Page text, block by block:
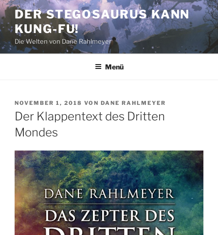
Zum
Inhalt
springen
DER STEGOSAURUS KANN
KUNG-FU!
Die Welten von Dane Rahlmeyer
Menü
VERÖFFENTLICHT
AM
NOVEMBER 1, 2018 VON DANE RAHLMEYER
Der Klappentext des Dritten
Mondes